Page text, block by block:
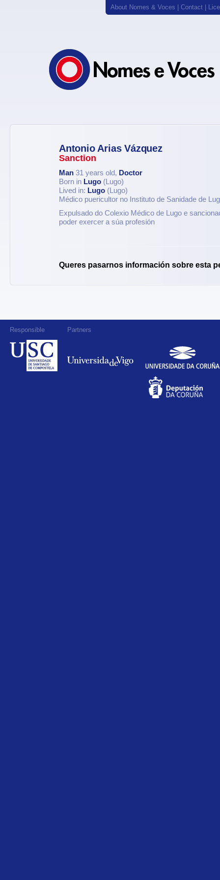
About Nomes & Voces Contact
Antonio Arias Vázquez
Sanction
Man 31 years old, Doctor
Born in Lugo (Lugo)
Lived in: Lugo (Lugo)
Médico puericultor no Instituto de Sanidade de
Expulsado do Colexio Médico de Lugo e
poder exercer a súa profesión
Queres pasarnos información sobre esta
Responsible Partners